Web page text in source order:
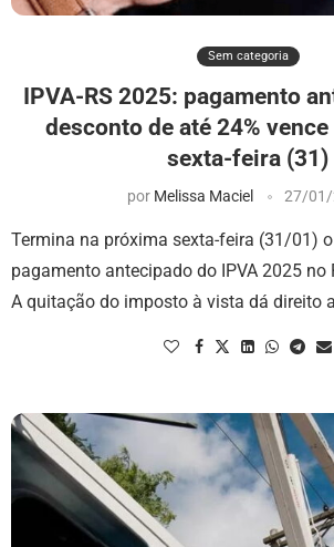
Sem categoria
IPVA-RS 2025: pagamento
desconto de até 24%
sexta-feira (31)
por Melissa Maciel 27/
Termina na próxima sexta-feira (31/01)
pagamento antecipado do IPVA 2025 no
A quitação do imposto à vista dá direito